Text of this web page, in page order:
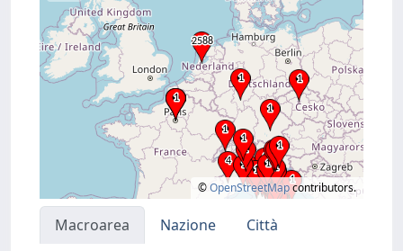
©OpenStreetMapcontributors.
Macroarea Nazione
Città